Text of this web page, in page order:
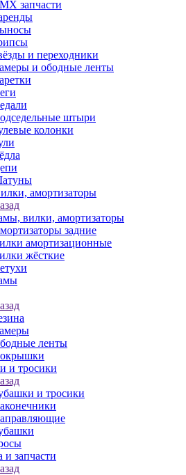
запчасти
и переходники
и ободные ленты
штыри
колонки
амортизаторы
вилки, амортизаторы
задние
амортизационные
жёсткие
ленты
и тросики
и тросики
и запчасти